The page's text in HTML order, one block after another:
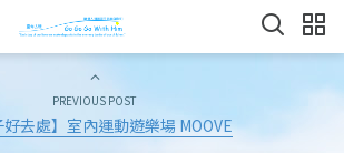
PREVIOUS POST
好去處】室內運動遊樂場 MOOVE